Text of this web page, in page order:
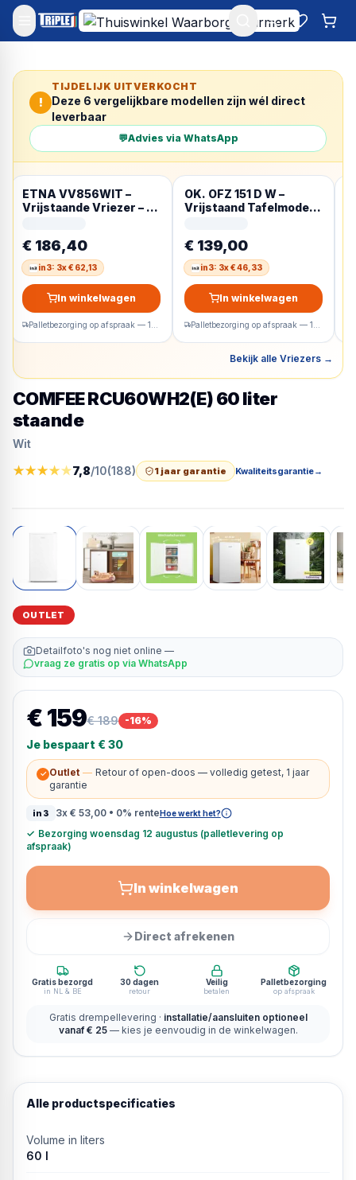
Mijn account
!
TIJDELIJK UITVERKOCHT
Deze 6 vergelijkbare modellen zijn wél direct
leverbaar
💬Advies via WhatsApp
ETNA VV856WIT –
Vrijstaande Vriezer – 3
Energieklasse D – 85
Liter
€ 186,40
in3: 3x € 62,13
In winkelwagen
OK. OFZ 151 D W –
Vrijstaand Tafelmodel –
Tafelmodel
€ 139,00
in3: 3x € 46,33
In winkelwagen
Bekijk alle Vriezers →
COMFEE RCU60WH2(E) 60 liter
staande
Wit
★★★★★7,8/10(188) 1 jaar garantie Kwaliteitsgarantie→
OUTLET
Detailfoto's nog niet online —
vraag ze gratis op via WhatsApp
€ 159€ 189 -16%
Je bespaart € 30
✓ Outlet — Retour of open-doos — volledig getest, 1 jaar
garantie
in3 3x € 53,00• 0% renteHoe werkt het?
✓ Bezorging woensdag 12 augustus (palletlevering op
afspraak)
In winkelwagen
Direct afrekenen
Gratis bezorgd
in NL & BE
30 dagen
retour
Veilig
betalen
Palletbezorging
op afspraak
Gratis drempellevering · installatie/aansluiten optioneel
vanaf € 25 — kies je eenvoudig in de winkelwagen.
Alle productspecificaties
Volume in liters
60 l